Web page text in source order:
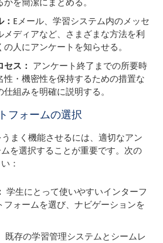
を簡潔にまとめる。
Eメール、学習システム内のメッセ
メディアなど、さまざまな方法を利
人にアンケートを知らせる。
セス： アンケート終了までの所要時
性・機密性を保持するための措置な
組みを明確に説明する。
フォームの選択
まく機能させるには、適切なアン
を選択することが重要です。次の
：
学生にとって使いやすいインターフ
フォームを選び、ナビゲーションを
既存の学習管理システムとシームレ